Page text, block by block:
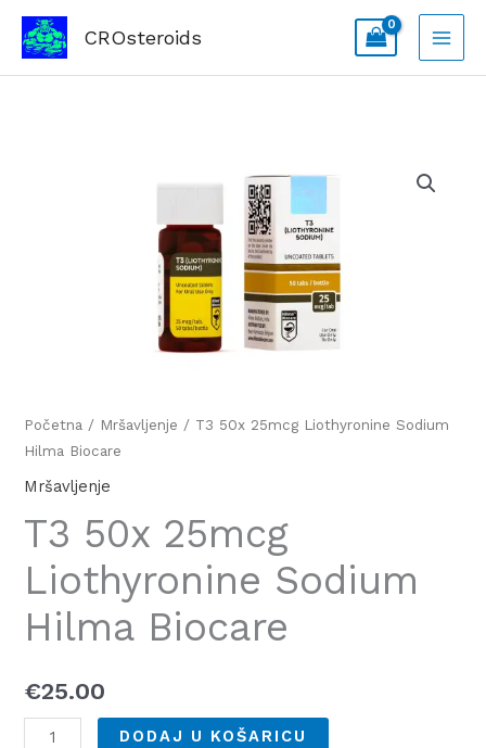
Skip
content
CROsteroids
Početna / Mršavljenje / T3 50x 25mcg Liothyronine Sodium
Hilma Biocare
Mršavljenje
T3 50x 25mcg
Liothyronine Sodium
Hilma Biocare
€25.00
DODAJ U KOŠARICU